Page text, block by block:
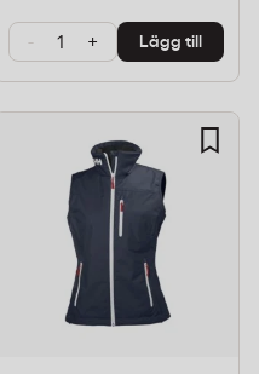
- + Lägg till